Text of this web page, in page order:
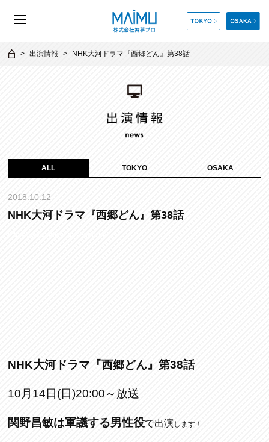
出演情報 NHK大河ドラマ『西郷どん』第38話
ALL TOKYO OSAKA
2018.10.12
NHK大河ドラマ『西郷どん』第38話
NHK大河ドラマ『西郷どん』第38話
10月14日(日)20:00～放送
関野昌敏は軍議する男性役で出演します！